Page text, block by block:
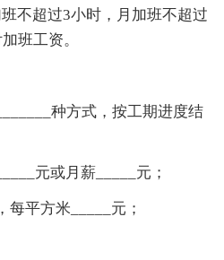
不超过3小时，月加班不超过
班工资。
种方式，按工期进度结
元或月薪_____元；
每平方米_____元；